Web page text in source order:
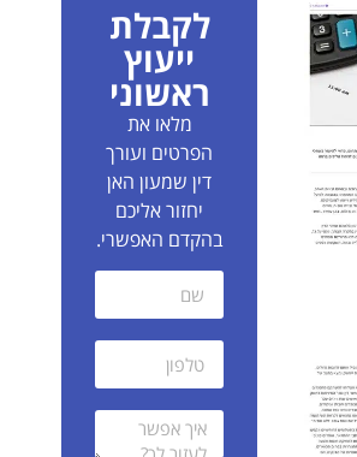
לקבלת
ייעוץ
ראשוני
מלאו את
הפרטים ועורך
דין שמעון האן
יחזור אליכם
בהקדם האפשרי.